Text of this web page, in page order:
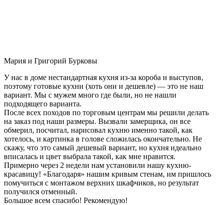
Мария и Григорий Бурковы
У нас в доме нестандартная кухня из-за короба и выступов,
поэтому готовые кухни (хоть они и дешевле) — это не наш
вариант. Мы с мужем много где были, но не нашли
подходящего варианта.
После всех походов по торговым центрам мы решили делать
на заказ под наши размеры. Вызвали замерщика, он все
обмерил, посчитал, нарисовал кухню именно такой, как
хотелось, и картинка в голове сложилась окончательно. Не
скажу, что это самый дешевый вариант, но кухня идеально
вписалась и цвет выбрала такой, как мне нравится.
Примерно через 2 недели нам установили нашу кухню-
красавицу! «Благодаря» нашим кривым стенам, им пришлось
помучиться с монтажом верхних шкафчиков, но результат
получился отменный.
Большое всем спасибо! Рекомендую!